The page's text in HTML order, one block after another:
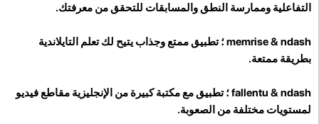
التفاعلية وممارسة النطق والمسابقات للتحقق من معرفتك.
memrise& ndash ؛ تطبيق ممتع وجذاب يتيح لك تعلم التايلاندية
بطريقة ممتعة.
fallentu& ndash ؛ تطبيق مع مكتبة كبيرة من الإنجليزية مقاطع فيديو
لمستويات مختلفة من الصعوبة.